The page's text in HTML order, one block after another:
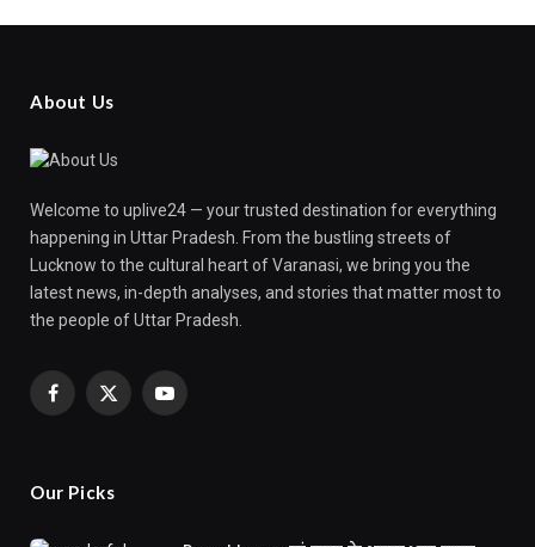
About Us
Welcome to uplive24 — your trusted destination for everything
happening in Uttar Pradesh. From the bustling streets of
Lucknow to the cultural heart of Varanasi, we bring you the
latest news, in-depth analyses, and stories that matter most to
the people of Uttar Pradesh.
Facebook
X
YouTube
Our Picks